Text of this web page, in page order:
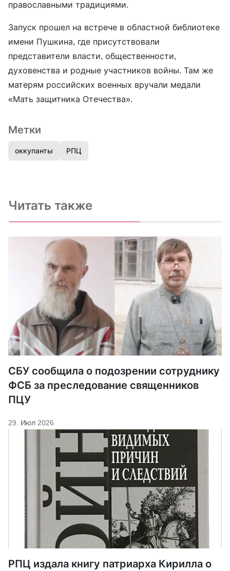
православными традициями.
Запуск прошел на встрече в областной библиотеке
имени Пушкина, где присутствовали
представители власти, общественности,
духовенства и родные участников войны. Там же
матерям российских военных вручали медали
«Мать защитника Отечества».
Метки
оккупанты РПЦ
Читать также
СБУ сообщила о подозрении сотруднику
ФСБ за преследование священников
ПЦУ
29. Июл 2026
РПЦ издала книгу патриарха Кирилла о